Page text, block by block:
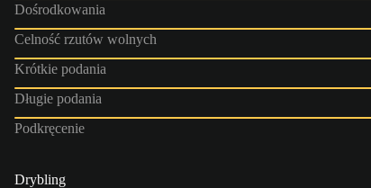
Dośrodkowania
Celność rzutów wolnych
Krótkie podania
Długie podania
Podkręcenie
Drybling